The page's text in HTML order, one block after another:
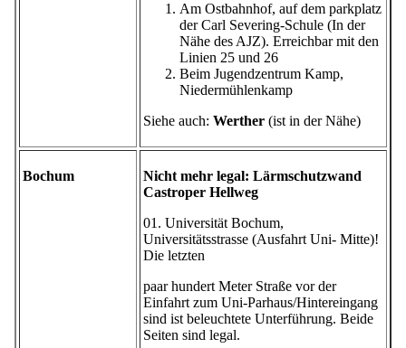
Am Ostbahnhof, auf dem parkplatz
der Carl Severing-Schule (In der
Nähe des AJZ). Erreichbar mit den
Linien 25 und 26
Beim Jugendzentrum Kamp,
Niedermühlenkamp
Siehe auch: Werther (ist in der Nähe)
Bochum
Nicht mehr legal: Lärmschutzwand
Castroper Hellweg
01. Universität Bochum,
Universitätsstrasse (Ausfahrt Uni- Mitte)!
Die letzten
paar hundert Meter Straße vor der
Einfahrt zum Uni-Parhaus/Hintereingang
sind ist beleuchtete Unterführung. Beide
Seiten sind legal.